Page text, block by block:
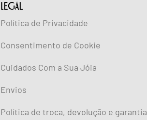
lEGAL
Política de Privacidade
Consentimento de Cookie
Cuidados Com a Sua Jóia
Envios
Política de troca, devolução e garantia